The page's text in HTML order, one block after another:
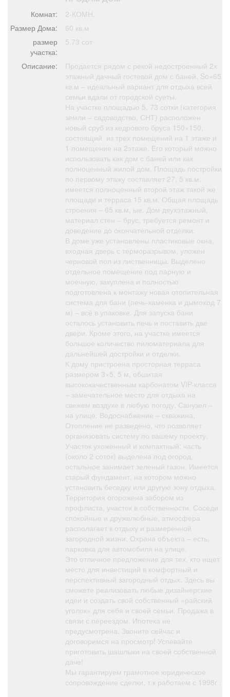
Обучение
Товары
Я - пенсионер
Комнат:
2-КОМН.
Размер Дома:
60 кв.м
размер
участка:
5.73 сот
Описание:
Продается рядом с рекой недостроенный 2х
этажный дачный гостевой дом с баней, So=65
кв.м – идеальный вариант для отдыха всей
семьи вдали от городской суеты.
На участке площадью 5, 73 сотки (категория
земли – садоводство, СНТ) расположен
новый сруб из кедрового бруса 150×150,
состоящий из трех помещений на 1 этаже и
1 помещение на 2этаже. Его который можно
использовать как дом с баней или как
полноценный жилой дом. Площадь постройки
по первому этажу составляет 27, 5 кв.м,
имеется полноценный второй этаж такой же
площади и терраса 15 кв.м. Общая площадь
строения – 65 кв.м, ые. Дом двухэтажный,
материал стен – брус, требуется ремонт и
доведение до окончательной отделки.
В доме уже установлены пластиковые окна,
входная дверь с терморазрывом, уложен
черновой пол из лиственницы. Выделено
отдельное помещение под парную и
моечную, закуплена и полностью
подготовлена к монтажу новая отопительная
система для бани (печь-каменка и дымоход 7
м) – всё в упаковке. Для запуска бани
осталось установить печь и поставить две
двери. Кроме этого, на участке имеется
большое количество пиломатериала для
дальнейшей достройки и отделки.
К дому пристроена просторная терраса
размером 3×5, 5 м, обшитая
высококачественным карбонатом VIP-класса
– замечательное место для отдыха на
свежем воздухе в любую погоду. Санузел –
на улице. Водоснабжение – скважина,
Отопление не разведено, что позволяет
организовать систему по вашему проекту.
Участок ухоженный и компактный: часть
(около 2 соток) выделена под огород,
остальное занимает зеленый газон. Имеется
старый фундамент, на котором можно
установить беседку или другую зону отдыха.
Территория огорожена забором из
профлиста, участок в собственности. Соседи
спокойные и дружелюбные, атмосфера
располагает к отдыху и размеренной
загородной жизни. Охрана объекта – есть,
парковка для автомобиля на улице.
Это отличное предложение для тех, кто ищет
место для инвестиций в комфортный и
перспективный загородный отдых. Здесь вы
сможете реализовать любые дизайнерские
идеи и создать свой собственный «райский
уголок» для себя и своей семьи. Продажа в
связи с переездом. Ипотека не
предусмотрена. Звоните сейчас и
договоримся на просмотр! Успевайте
приготовить шашлыки на своей собственной
даче!
Мы гарантируем грамотное юридическое
сопровождение сделки, т.к работаем с 1998г .